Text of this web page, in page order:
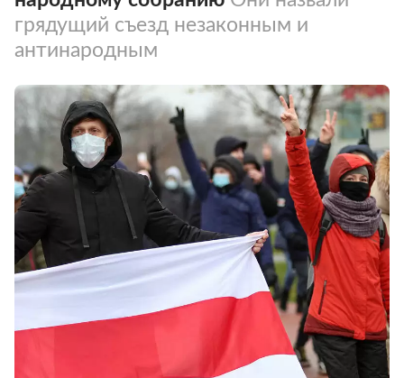
грядущий съезд незаконным и
антинародным